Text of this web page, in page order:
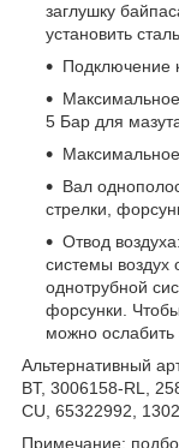
заглушку
установить
Подключение
5 Бар для
Вал
стрелки,
Отвод
системы воздух
однотрубной
форсунки.
можно ослабить
Альтернативный
BT, 3006158-RL,
CU, 65322992,
Примечание: